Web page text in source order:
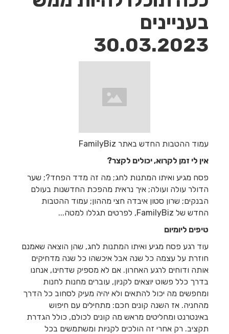
בעניינים
30.03.2023
עמוד ההטבות החדש באתר FamilyBiz
אין לי זמן לקרוא, יכולים לקצר?
פסח מגיע ואיתו המתנות לחג; מה זה מדד הפחד?; שער
הדולר עולה ועולה; איך נראית מהפכת החדשנות בעולם
הבנקים; שרון סטון איבדה חצי מההון; עמוד ההטבות
החדש של FamilyBiz, לפרטים תגללו למטה...
טיפים ליומיום
עוד רגע פסח מגיע ואיתו המתנות לחג, שהן הוצאה שאמנם
חוזרת על עצמה כל שנה אבל איכשהו כל שנה מדחיקים
אותה ודוחים לרגע האחרון. אם לא מספיק שדחינו, אנחנו
בדרך כלל פשוט יוצאים לקניון, עוברים מחנות לחנות
ומחפשים מה יכול להתאים ולא יהיה מעיק לסחוב כל הדרך
מהחניה. אז השנה קונים חכם: מתחילים עם חיפוש
באינטרנט ומחליטים מראש מה קונים לכולם, כולל הגדרת
תקציב. רק אחרי זה הולכים לקניות ומשתמשים בכל